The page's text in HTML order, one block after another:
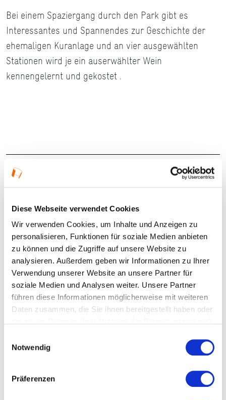
Diese Webseite verwendet Cookies
Wir verwenden Cookies, um Inhalte und Anzeigen zu
personalisieren, Funktionen für soziale Medien anbieten
zu können und die Zugriffe auf unsere Website zu
analysieren. Außerdem geben wir Informationen zu Ihrer
Verwendung unserer Website an unsere Partner für
soziale Medien und Analysen weiter. Unsere Partner
führen diese Informationen möglicherweise mit weiteren
Daten zusammen, die Sie ihnen bereitgestellt haben oder
Notwendig
Präferenzen
Bei einem Spaziergang durch den Park gibt es
Interessantes und Spannendes zur Geschichte der
ehemaligen Kuranlage und an vier ausgewählten
Stationen wird je ein auserwählter Wein
kennengelernt und gekostet .
Details
Öffnungszeiten:
Dauer: 15.30-18.30 Uhr
Veranstaltungstyp:Führung
Kosten und Anmeldung